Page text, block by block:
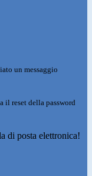
un messaggio
il reset della password
di posta elettronica!